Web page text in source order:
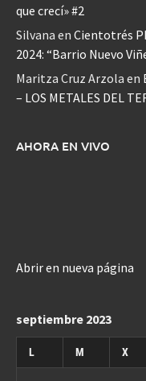
que crecí» #2
Silvana en Cientotrés
2024: “Barrio Nuevo
Maritza Cruz Arzola en
– LOS METALES DEL
AHORA EN VIVO
Abrir en nueva página
septiembre 2023
L M X